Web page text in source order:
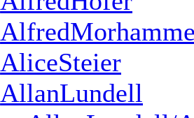
AliceSteier
AllanLundell